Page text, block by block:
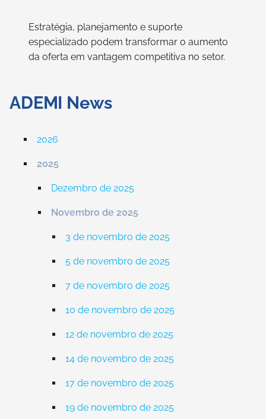
Estratégia, planejamento e suporte
especializado podem transformar o aumento
da oferta em vantagem competitiva no setor.
ADEMI News
2026
2025
Dezembro de 2025
Novembro de 2025
3 de novembro de 2025
5 de novembro de 2025
7 de novembro de 2025
10 de novembro de 2025
12 de novembro de 2025
14 de novembro de 2025
17 de novembro de 2025
19 de novembro de 2025